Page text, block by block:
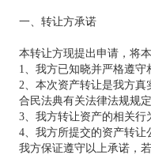
一、转让方承诺
本转让方现提出申请，将
1、我方已知晓并严格遵
2、本次资产转让是我方
合民法典有关法律法规规
3、我方转让资产的相关
4、我方所提交的资产转
我方保证遵守以上承诺，